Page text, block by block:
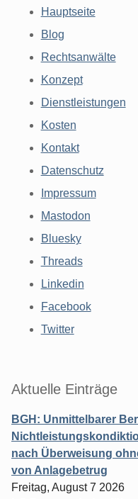
Hauptseite
Blog
Rechtsanwälte
Konzept
Dienstleistungen
Kosten
Kontakt
Datenschutz
Impressum
Mastodon
Bluesky
Threads
Linkedin
Facebook
Twitter
Aktuelle Einträge
BGH: Unmittelbarer
nach Überweisung
von Anlagebetrug
Freitag, August 7 2026